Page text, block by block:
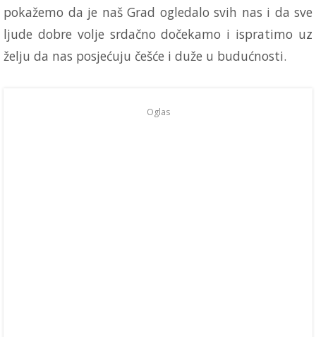
pokažemo da je naš Grad ogledalo svih nas i da sve
ljude dobre volje srdačno dočekamo i ispratimo uz
želju da nas posjećuju češće i duže u budućnosti.
Oglas